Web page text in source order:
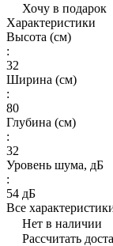
Хочу в подарок
Характеристики
Высота (см)
:
32
Ширина (см)
:
80
Глубина (см)
:
32
Уровень шума, дБ
:
54 дБ
Все
Нет в наличии
Рассчитать